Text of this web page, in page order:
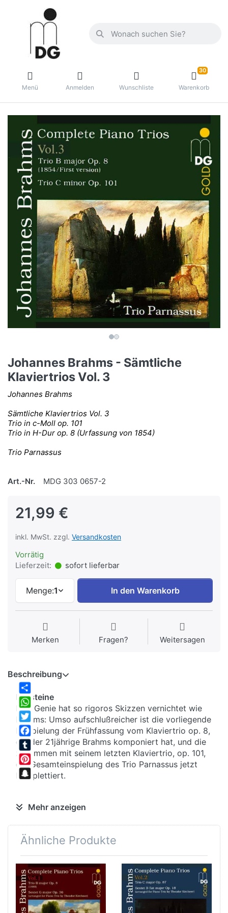
Menü Anmelden Wunschliste
30
Warenkorb
Johannes Brahms - Sämtliche
Klaviertrios Vol. 3
Johannes Brahms
Sämtliche Klaviertrios Vol. 3
Trio in c-Moll op. 101
Trio in H-Dur op. 8 (Urfassung von 1854)
Trio Parnassus
Art.-Nr. MDG 303 0657-2
21,99 €
inkl. MwSt. zzgl. Versandkosten
Vorrätig
Lieferzeit:
sofort lieferbar
Menge:1 In den Warenkorb
Merken Fragen? Weitersagen
Share
WhatsApp
Twitter
Facebook
Tumblr
Pinterest
Beschreibung
Ecksteine
Kein Genie hat so rigoros Skizzen vernichtet wie
Brahms: Umso aufschlußreicher ist die vorliegende
Einspielung der Frühfassung vom Klaviertrio op. 8,
die der 21jährige Brahms komponiert hat, und die
zusammen mit seinem letzten Klaviertrio, op. 101,
die Gesamteinspielung des Trio Parnassus jetzt
komplettiert.
Tapetenwechsel
Jugendlichen komponieren, was das Zeug hielt:
Brahms schrieb mindestens 150 Werke vor seinem
dann mit 20 Jahren durch die Bekanntschaft mit
Schumann an das Licht der Öffentlichkeit
katapultiert wurde, schämte er sich seiner
“Jugendsünden” und vernichtete Frühwerke,
Skizzen und Frühstadien seiner Werke (fast)
Mehr anzeigen
Ähnliche Produkte